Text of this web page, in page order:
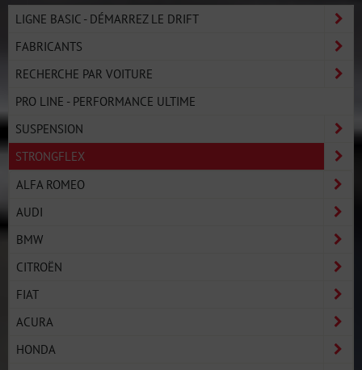
LIGNE BASIC - DÉMARREZ LE DRIFT
FABRICANTS
RECHERCHE PAR VOITURE
PRO LINE - PERFORMANCE ULTIME
SUSPENSION
STRONGFLEX
ALFA ROMEO
AUDI
BMW
CITROËN
FIAT
ACURA
HONDA